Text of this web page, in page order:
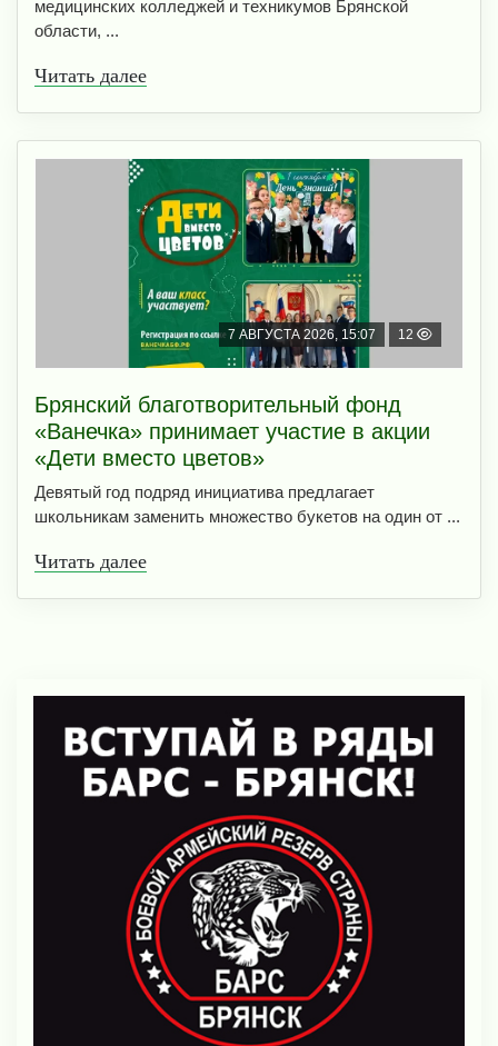
медицинских колледжей и техникумов Брянской
области, ...
Читать далее
7 АВГУСТА 2026, 15:07 12
Брянский благотворительный фонд
«Ванечка» принимает участие в акции
«Дети вместо цветов»
Девятый год подряд инициатива предлагает
школьникам заменить множество букетов на один от ...
Читать далее